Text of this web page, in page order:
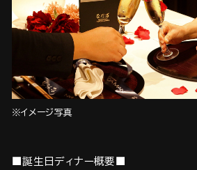
※イメージ写真
■誕生日ディナー概要■